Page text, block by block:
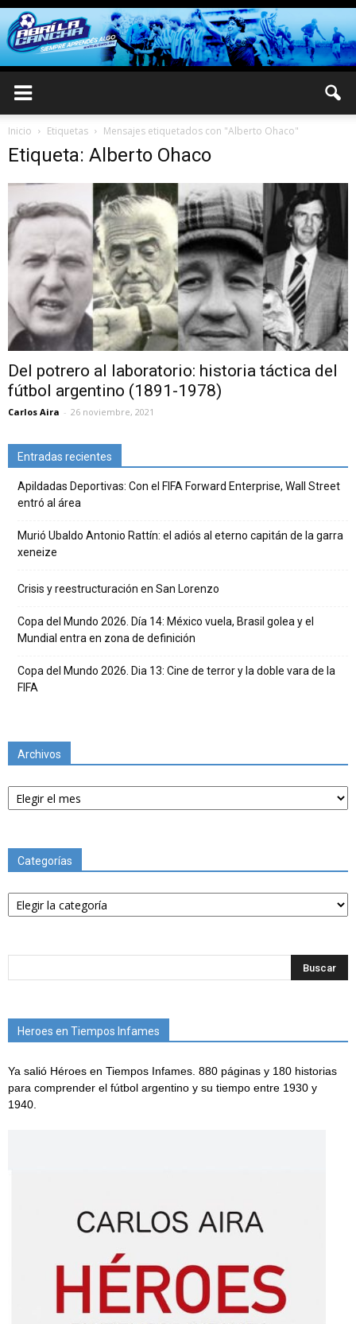
Inicio Etiquetas Mensajes etiquetados con "Alberto Ohaco"
Etiqueta: Alberto Ohaco
Del potrero al laboratorio: historia táctica del
fútbol argentino (1891-1978)
Carlos Aira - 26 noviembre, 2021
Entradas recientes
Apildadas Deportivas: Con el FIFA Forward Enterprise, Wall Street
entró al área
Murió Ubaldo Antonio Rattín: el adiós al eterno capitán de la garra
xeneize
Crisis y reestructuración en San Lorenzo
Copa del Mundo 2026. Día 14: México vuela, Brasil golea y el
Mundial entra en zona de definición
Copa del Mundo 2026. Dia 13: Cine de terror y la doble vara de la
FIFA
Archivos
Archivos
Categorías
Categorías
Heroes en Tiempos Infames
Ya salió Héroes en Tiempos Infames. 880 páginas y 180 historias
para comprender el fútbol argentino y su tiempo entre 1930 y
1940.